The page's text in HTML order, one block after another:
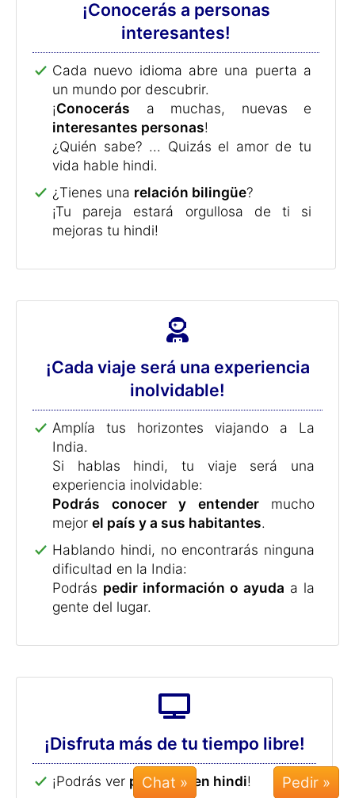
dificultad en la India:
pedir información o ayuda
¡Disfruta más de tu tiempo libre!
¡Podrás ver películas en hindi
¡Te mantendrás mentalmente en
forma!
Entrena tu mente.
Recientes estudios en el campo de la
medicina han demostrado que aprender
idiomas ayuda aprevenir la demencia y
el alzhéimer.
Versión demo gratuita para hindi
Prueba gratuitamente la versión demo de
hindiy recibe muchos consejos útiles para
aprender el idioma! Chat »